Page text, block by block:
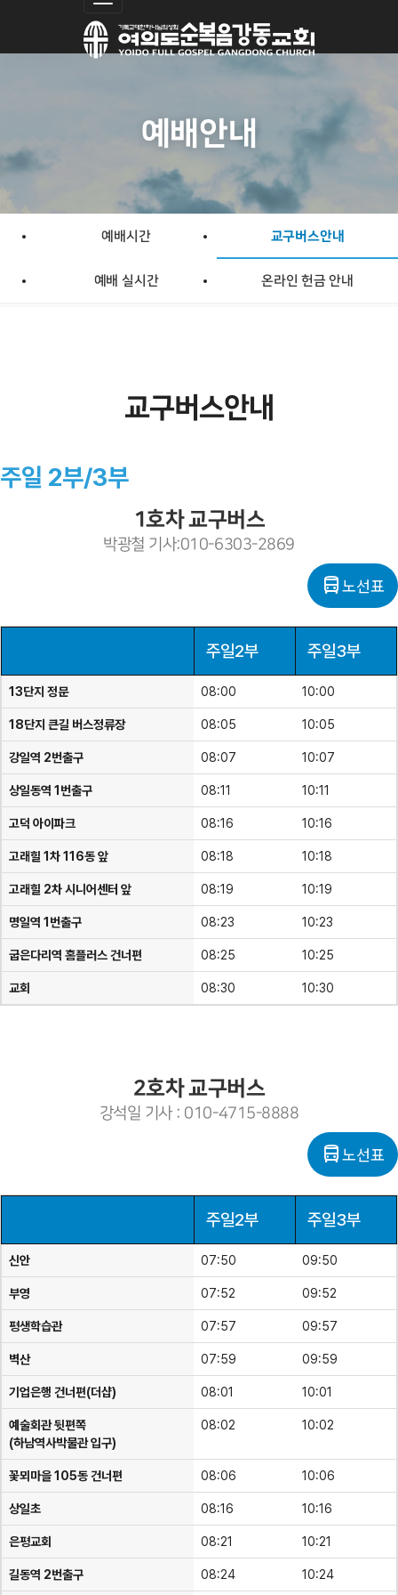
예배안내
예배시간 교구버스안내
예배 실시간 온라인 헌금 안내
교구버스안내
주일 2부/3부
1호차 교구버스
박광철 기사:010-6303-2869
directions_bus노선표
주일2부 주일3부
13단지 정문 08:00 10:00
18단지 큰길 버스정류장 08:05 10:05
강일역 2번출구 08:07 10:07
상일동역 1번출구 08:11 10:11
고덕 아이파크 08:16 10:16
고래힐 1차 116동 앞 08:18 10:18
고래힐 2차 시니어센터 앞 08:19 10:19
명일역 1번출구 08:23 10:23
굽은다리역 홈플러스 건너편 08:25 10:25
교회 08:30 10:30
2호차 교구버스
강석일 기사 : 010-4715-8888
directions_bus노선표
주일2부 주일3부
신안 07:50 09:50
부영 07:52 09:52
평생학습관 07:57 09:57
벽산 07:59 09:59
기업은행 건너편(더샵) 08:01 10:01
예술회관 뒷편쪽
(하남역사박물관 입구)
08:02 10:02
꽃뫼마을 105동 건너편 08:06 10:06
상일초 08:16 10:16
은평교회 08:21 10:21
길동역 2번출구 08:24 10:24